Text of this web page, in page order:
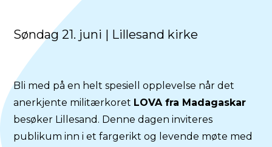
Søndag 21. juni | Lillesand kirke
Bli med på en helt spesiell opplevelse når det
anerkjente militærkoret LOVA fra Madagaskar
besøker Lillesand. Denne dagen inviteres
publikum inn i et fargerikt og levende møte med